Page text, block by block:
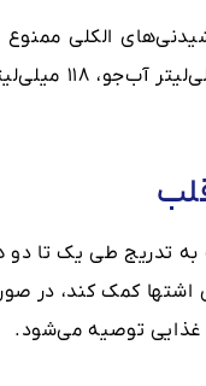
الکلی
به تدریج طی یک تا
کمک کند، در
غذایی توصیه می‌شود.